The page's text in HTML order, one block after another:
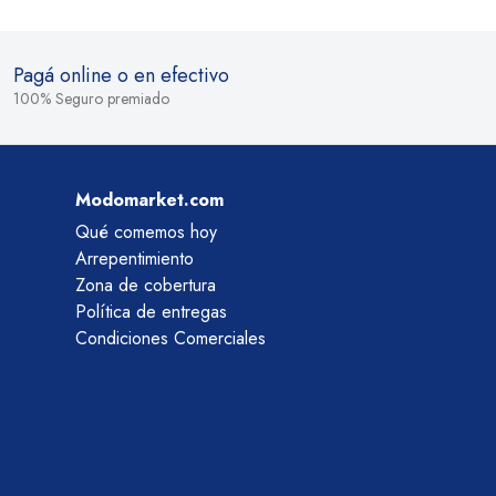
Pagá online o en efectivo
100% Seguro premiado
Modomarket.com
Qué comemos hoy
Arrepentimiento
Zona de cobertura
Política de entregas
Condiciones Comerciales